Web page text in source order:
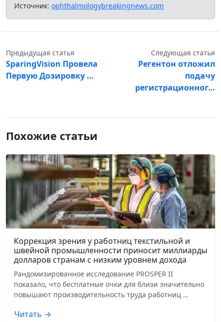
Источник: ophthalmologybreakingnews.com
Предыдущая статья
SparingVision Провела
Первую Дозировку …
Следующая статья
Регентон отложил
подачу
регистрационног…
Похожие статьи
Коррекция зрения у работниц текстильной и
швейной промышленности приносит миллиарды
долларов странам с низким уровнем дохода
Рандомизированное исследование PROSPER II
показало, что бесплатные очки для близи значительно
повышают производительность труда работниц …
Читать →